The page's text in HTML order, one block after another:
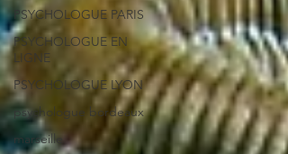
PSYCHOLOGUE PARIS
PSYCHOLOGUE EN
LIGNE
PSYCHOLOGUE LYON
psychologue bordeaux
marseille